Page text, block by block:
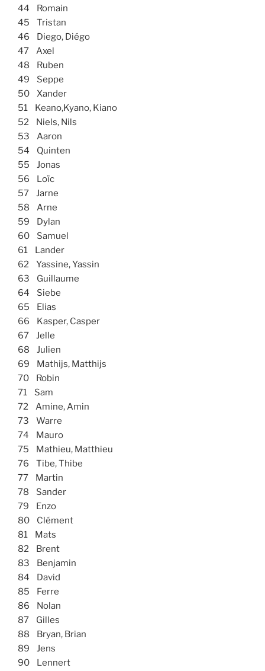
44 Romain
45 Tristan
46 Diego, Diégo
47 Axel
48 Ruben
49 Seppe
50 Xander
51 Keano,Kyano, Kiano
52 Niels, Nils
53 Aaron
54 Quinten
55 Jonas
56 Loïc
57 Jarne
58 Arne
59 Dylan
60 Samuel
61 Lander
62 Yassine, Yassin
63 Guillaume
64 Siebe
65 Elias
66 Kasper, Casper
67 Jelle
68 Julien
69 Mathijs, Matthijs
70 Robin
71 Sam
72 Amine, Amin
73 Warre
74 Mauro
75 Mathieu, Matthieu
76 Tibe, Thibe
77 Martin
78 Sander
79 Enzo
80 Clément
81 Mats
82 Brent
83 Benjamin
84 David
85 Ferre
86 Nolan
87 Gilles
88 Bryan, Brian
89 Jens
90 Lennert